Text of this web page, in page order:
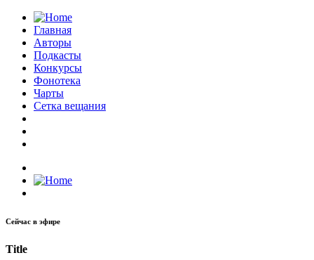
Главная
Авторы
Подкасты
Конкурсы
Фонотека
Чарты
Сетка вещания
Сейчас в эфире
Title